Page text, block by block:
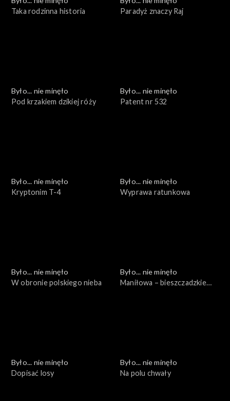
Taka rodzinna historia
Paradyż znaczy Raj
Było... nie minęło
Pod krzakiem dzikiej róży
Było... nie minęło
Patent nr 532
Było... nie minęło
Kryptonim T-4
Było... nie minęło
Wyprawa ratunkowa
Było... nie minęło
W obronie polskiego nieba
Było... nie minęło
Maniłowa – bieszczadzkie
Było... nie minęło
Dopisać losy
Było... nie minęło
Na polu chwały